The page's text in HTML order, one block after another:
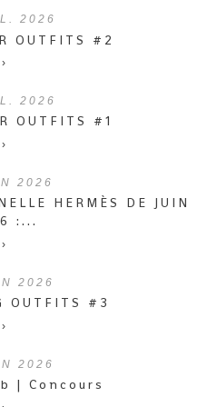
2026
OUTFITS #2
›
2026
OUTFITS #1
›
2026
HERMÈS DE JUIN
:...
›
2026
OUTFITS #3
›
2026
| Concours